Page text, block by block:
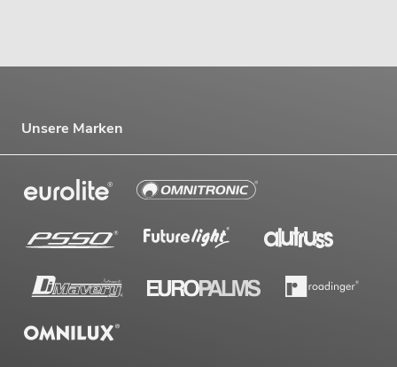
Unsere Marken